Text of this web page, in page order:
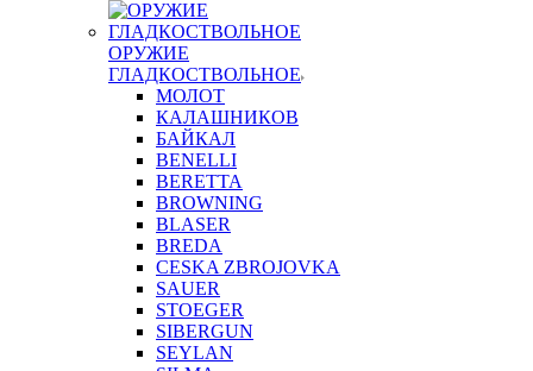
ОРУЖИЕ
ГЛАДКОСТВОЛЬНОЕ
МОЛОТ
КАЛАШНИКОВ
БАЙКАЛ
BENELLI
BERETTA
BROWNING
BLASER
BREDA
CESKA ZBROJOVKA
SAUER
STOEGER
SIBERGUN
SEYLAN